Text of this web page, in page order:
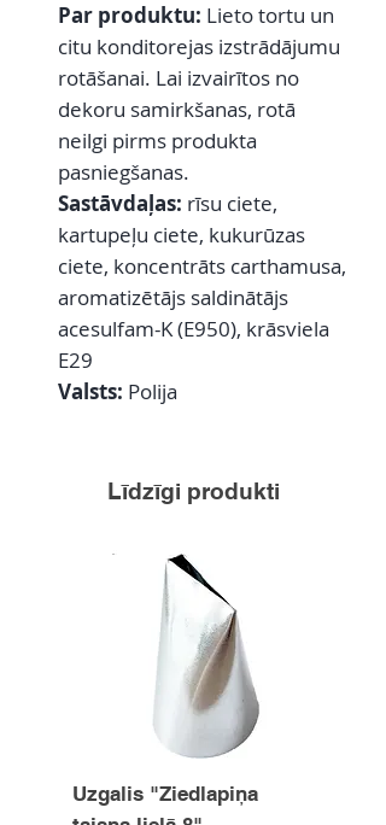
Par produktu: Lieto tortu un
citu konditorejas izstrādājumu
rotāšanai. Lai izvairītos no
dekoru samirkšanas, rotā
neilgi pirms produkta
pasniegšanas.
Sastāvdaļas: rīsu ciete,
kartupeļu ciete, kukurūzas
ciete, koncentrāts carthamusa,
aromatizētājs saldinātājs
acesulfam-K (E950), krāsviela
E29
Valsts: Polija
Līdzīgi produkti
Uzgalis "Ziedlapiņa